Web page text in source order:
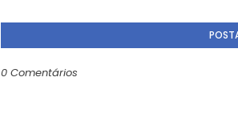
0 Comentários